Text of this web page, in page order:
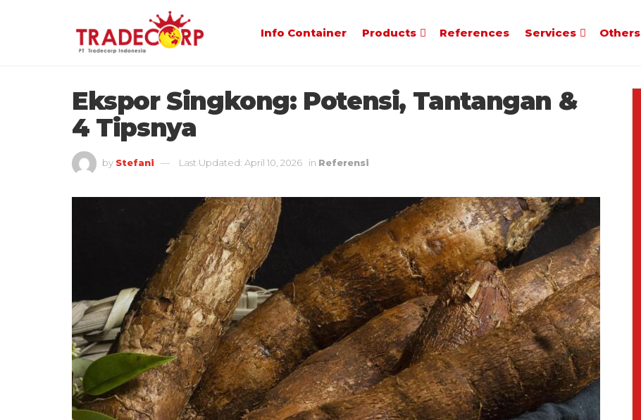
Info Container Products References Services Others
Ekspor Singkong: Potensi, Tantangan &
4 Tipsnya
by Stefani Last Updated: April 10, 2026 in Referensi